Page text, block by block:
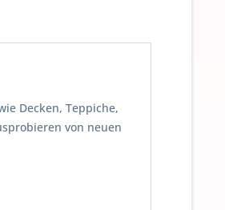
Decken, Teppiche,
von neuen